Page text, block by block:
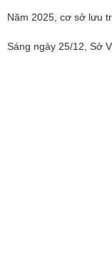
Năm 2025, cơ sở lưu
Sáng ngày 25/12, Sở